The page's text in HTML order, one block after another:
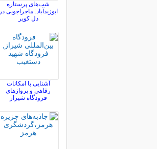
شب‌های پرستاره
ابوزیدآباد: ماجراجویی در
دل کویر
آشنایی با امکانات
رفاهی و پروازهای
فرودگاه شیراز